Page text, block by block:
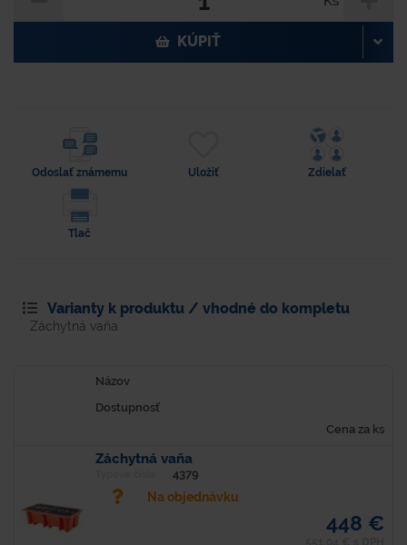
KÚPIŤ
Odoslať známemu Uložiť Zdielať
Tlač
Varianty k produktu / vhodné do kompletu
Záchytná vaňa
Názov
Dostupnosť
Cena za ks
Záchytná vaňa
4379
Na objednávku
448 €